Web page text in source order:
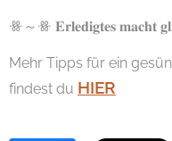
ꗥ～ꗥ 𝐄𝐫𝐥𝐞𝐝𝐢𝐠𝐭𝐞𝐬 𝐦𝐚𝐜𝐡𝐭
Mehr Tipps für ein
findest du HIER